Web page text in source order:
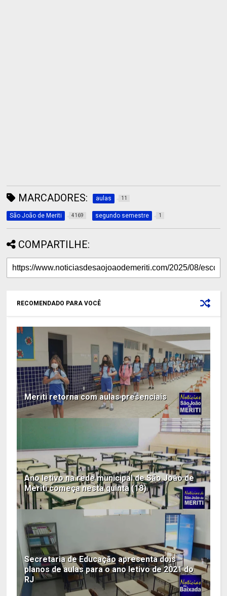
MARCADORES: aulas 11
São João de Meriti 4169 segundo semestre 1
COMPARTILHE:
RECOMENDADO PARA VOCÊ
Meriti retorna com aulas presenciais
Ano letivo na rede municipal de São João de
Meriti começa nesta quinta (18)
Secretaria de Educação apresenta dois
planos de aulas para o ano letivo de 2021 do
RJ